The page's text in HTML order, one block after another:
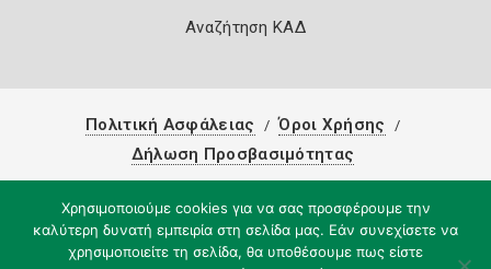
Αναζήτηση ΚΑΔ
Πολιτική Ασφάλειας
Όροι Χρήσης
Δήλωση Προσβασιμότητας
Χρησιμοποιούμε cookies για να σας προσφέρουμε την
καλύτερη δυνατή εμπειρία στη σελίδα μας. Εάν συνεχίσετε να
χρησιμοποιείτε τη σελίδα, θα υποθέσουμε πως είστε